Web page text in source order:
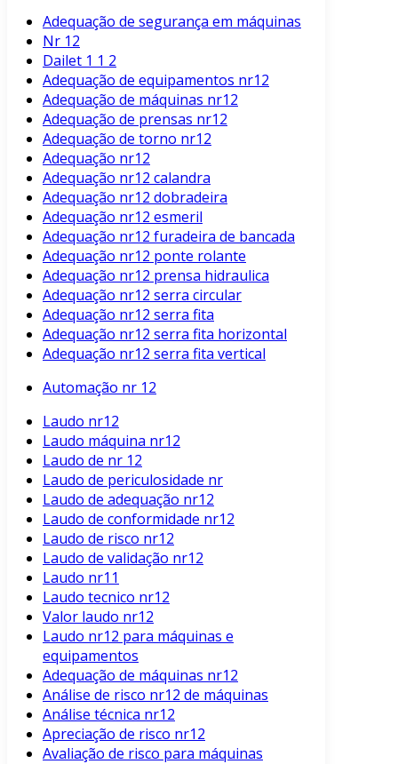
Adequação de segurança em máquinas
Nr 12
Dailet 1 1 2
Adequação de equipamentos nr12
Adequação de máquinas nr12
Adequação de prensas nr12
Adequação de torno nr12
Adequação nr12
Adequação nr12 calandra
Adequação nr12 dobradeira
Adequação nr12 esmeril
Adequação nr12 furadeira de bancada
Adequação nr12 ponte rolante
Adequação nr12 prensa hidraulica
Adequação nr12 serra circular
Adequação nr12 serra fita
Adequação nr12 serra fita horizontal
Adequação nr12 serra fita vertical
Automação nr 12
Laudo nr12
Laudo máquina nr12
Laudo de nr 12
Laudo de periculosidade nr
Laudo de adequação nr12
Laudo de conformidade nr12
Laudo de risco nr12
Laudo de validação nr12
Laudo nr11
Laudo tecnico nr12
Valor laudo nr12
Laudo nr12 para máquinas e
equipamentos
Adequação de máquinas nr12
Análise de risco nr12 de máquinas
Análise técnica nr12
Apreciação de risco nr12
Avaliação de risco para máquinas